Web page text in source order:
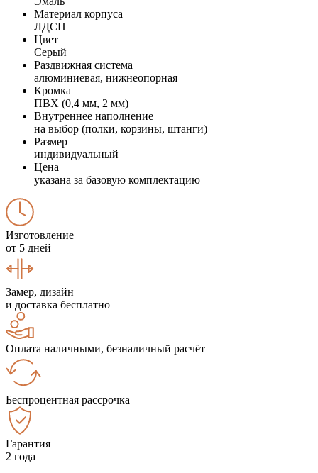
Материал корпуса
ЛДСП
Цвет
Серый
Раздвижная система
алюминиевая, нижнеопорная
Кромка
ПВХ (0,4 мм, 2 мм)
Внутреннее наполнение
на выбор (полки, корзины, штанги)
Размер
индивидуальный
Цена
указана за базовую комплектацию
Изготовление
от 5 дней
Замер, дизайн
и доставка бесплатно
Оплата наличными, безналичный расчёт
Беспроцентная рассрочка
Гарантия
2 года